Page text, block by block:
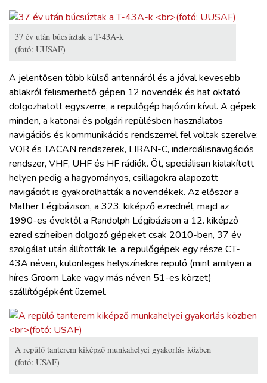
37 év után búcsúztak a T-43A-k
(fotó: UUSAF)
A jelentősen több külső antennáról és a jóval kevesebb
ablakról felismerhető gépen 12 növendék és hat oktató
dolgozhatott egyszerre, a repülőgép hajózóin kívül. A gépek
minden, a katonai és polgári repülésben használatos
navigációs és kommunikációs rendszerrel fel voltak szerelve:
VOR és TACAN rendszerek, LIRAN-C, inderciálisnavigációs
rendszer, VHF, UHF és HF rádiók. Öt, speciálisan kialakított
helyen pedig a hagyományos, csillagokra alapozott
navigációt is gyakorolhatták a növendékek. Az először a
Mather Légibázison, a 323. kiképző ezrednél, majd az
1990-es évektől a Randolph Légibázison a 12. kiképző
ezred színeiben dolgozó gépeket csak 2010-ben, 37 év
szolgálat után állították le, a repülőgépek egy része CT-
43A néven, különleges helyszínekre repülő (mint amilyen a
híres Groom Lake vagy más néven 51-es körzet)
szállítógépként üzemel.
A repülő tanterem kiképző munkahelyei gyakorlás közben
(fotó: USAF)